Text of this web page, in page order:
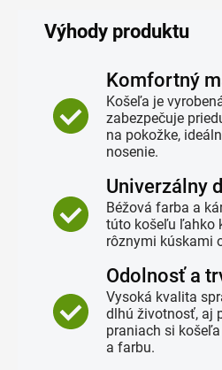
Výhody produktu
Komfortný
Košeľa je
zabezpečuje
na pokožke,
nosenie.
Univerzálny
Béžová farba a
túto košeľu ľahko
rôznymi kúskami
Odolnosť a
Vysoká kvalita
dlhú životnosť, aj
praniach si
a farbu.